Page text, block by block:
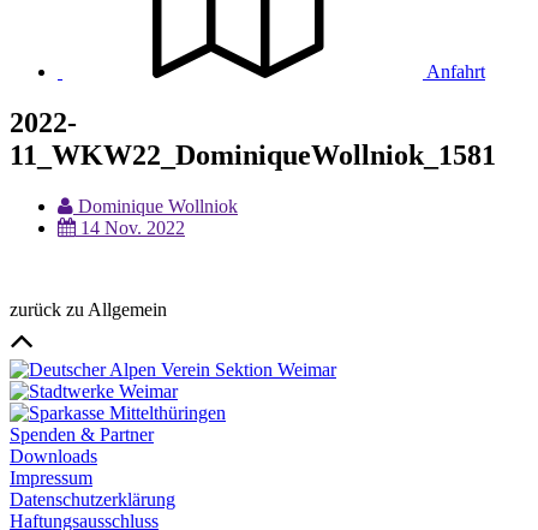
Anfahrt
2022-
11_WKW22_DominiqueWollniok_1581
Dominique Wollniok
14 Nov. 2022
zurück zu Allgemein
Spenden & Partner
Downloads
Impressum
Datenschutzerklärung
Haftungsausschluss